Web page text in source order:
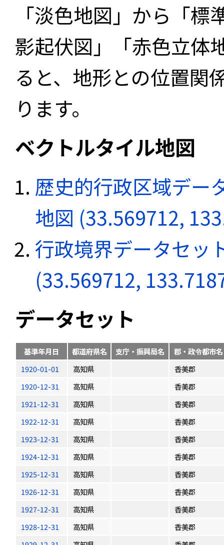
「淡色地図」から「
影起伏図」「赤色立体
ると、地形との位置関
ります。
ベクトルタイル地図
歴史的行政区域デー
地図 (33.569712,
行政境界データセッ
(33.569712,
データセット
基準年月日 都道府県名 支庁・振興局名
郡・政令都市名
1920-01-01
高知県
香美郡
1920-12-31
高知県
香美郡
1921-12-31
高知県
香美郡
1922-12-31
高知県
香美郡
1923-12-31
高知県
香美郡
1924-12-31
高知県
香美郡
1925-12-31
高知県
香美郡
1926-12-31
高知県
香美郡
1927-12-31
高知県
香美郡
1928-12-31
高知県
香美郡